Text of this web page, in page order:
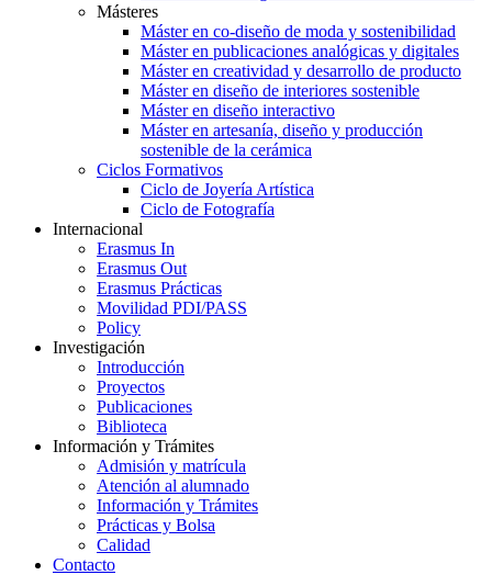
Másteres
Máster en co-diseño de moda y sostenibilidad
Máster en publicaciones analógicas y digitales
Máster en creatividad y desarrollo de producto
Máster en diseño de interiores sostenible
Máster en diseño interactivo
Máster en artesanía, diseño y producción
sostenible de la cerámica
Ciclos Formativos
Ciclo de Joyería Artística
Ciclo de Fotografía
Internacional
Erasmus In
Erasmus Out
Erasmus Prácticas
Movilidad PDI/PASS
Policy
Investigación
Introducción
Proyectos
Publicaciones
Biblioteca
Información y Trámites
Admisión y matrícula
Atención al alumnado
Información y Trámites
Prácticas y Bolsa
Calidad
Contacto